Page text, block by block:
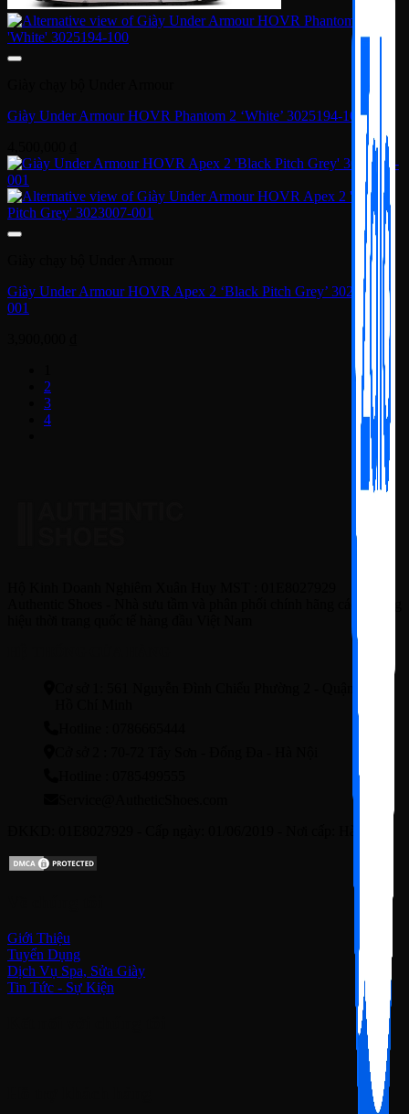
Giày Under Armour HOVR Phantom 2 ‘White’ 3025194-100
Giày Under Armour HOVR Apex 2 ‘Black Pitch Grey’ 3023007-
001
2
3
4
Giới Thiệu
Tuyển Dụng
Dịch Vụ Spa, Sửa Giày
Tin Tức - Sự Kiện